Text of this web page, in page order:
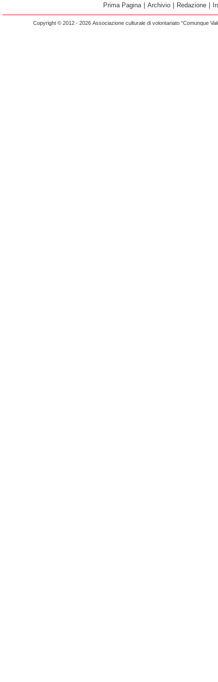
Prima Pagina | Archivio | Redazione |
Copyright © 2012 - 2026 Associazione culturale di volontariato “Comunque